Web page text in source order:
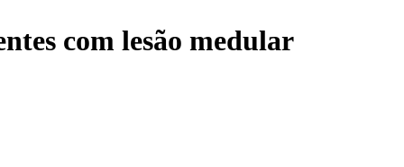
com lesão medular